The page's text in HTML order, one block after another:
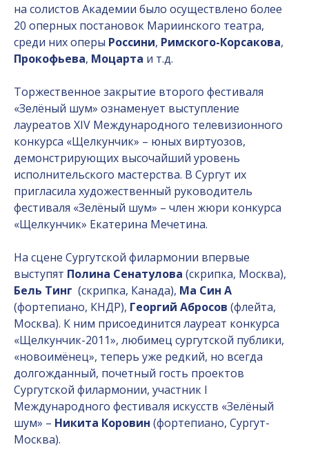
на солистов Академии было осуществлено более
20 оперных постановок Мариинского театра,
среди них оперы Россини, Римского-Корсакова,
Прокофьева, Моцарта и т.д.
Торжественное закрытие второго фестиваля
«Зелёный шум» ознаменует выступление
лауреатов XIV Международного телевизионного
конкурса «Щелкунчик» – юных виртуозов,
демонстрирующих высочайший уровень
исполнительского мастерства. В Сургут их
пригласила художественный руководитель
фестиваля «Зелёный шум» – член жюри конкурса
«Щелкунчик» Екатерина Мечетина.
На сцене Сургутской филармонии впервые
выступят Полина Сенатулова (скрипка, Москва),
Бель Тинг (скрипка, Канада), Ма Син А
(фортепиано, КНДР), Георгий Абросов (флейта,
Москва). К ним присоединится лауреат конкурса
«Щелкунчик-2011», любимец сургутской публики,
«новоимёнец», теперь уже редкий, но всегда
долгожданный, почетный гость проектов
Сургутской филармонии, участник I
Международного фестиваля искусств «Зелёный
шум» – Никита Коровин (фортепиано, Сургут-
Москва).